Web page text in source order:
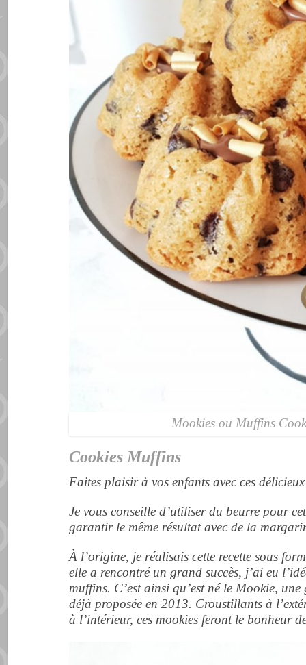
Mookies ou Muffins
Cookies Muffins
Faites plaisir à vos enfants avec ces
Je vous conseille d’utiliser du beurre pour
garantir le même résultat avec de la
À l’origine, je réalisais cette recette sous
elle a rencontré un grand succès, j’ai eu
muffins. C’est ainsi qu’est né le Mookie,
déjà proposée en 2013. Croustillants à
à l’intérieur, ces mookies feront le bonheur